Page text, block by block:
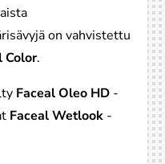
on vahvistettu
Color.
Faceal Oleo HD-
Faceal Wetlook-